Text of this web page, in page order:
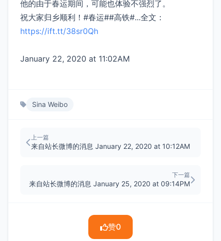
他的由于春运期间，可能也体验不强烈了。
祝大家归乡顺利！#春运##高铁#...全文：
https://ift.tt/38sr0Qh
January 22, 2020 at 11:02AM
Sina Weibo
上一篇
来自站长微博的消息 January 22, 2020 at 10:12AM
下一篇
来自站长微博的消息 January 25, 2020 at 09:14PM
赞0